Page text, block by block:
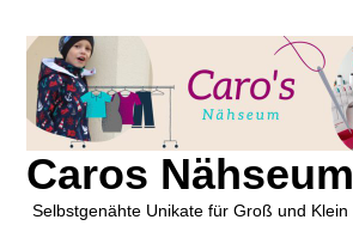
Caros Nähseum
Selbstgenähte Unikate für Groß und Klein